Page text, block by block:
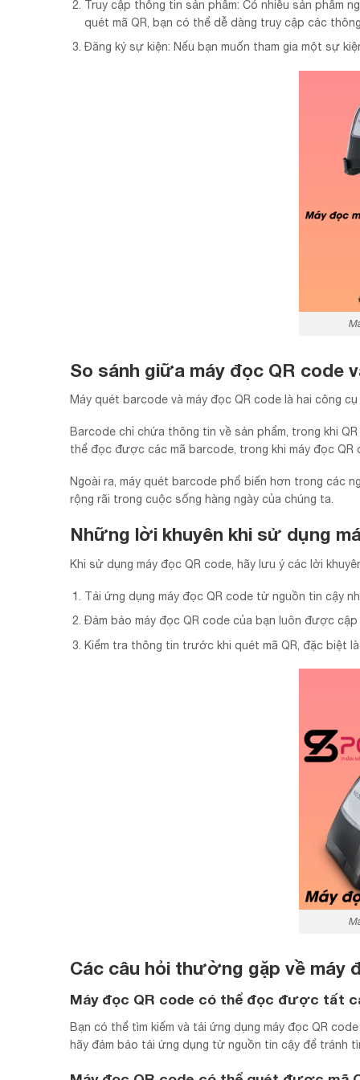
Truy cập thông tin sản phẩm: Có nhiều sản phẩm
quét mã QR, bạn có thể dễ dàng truy cập các
Đăng ký sự kiện: Nếu bạn muốn tham gia một sự
So sánh giữa máy đọc QR code
Máy quét barcode và máy đọc QR code là hai công
Barcode chỉ chứa thông tin về sản phẩm, trong khi
thể đọc được các mã barcode, trong khi máy đọc
Ngoài ra, máy quét barcode phổ biến hơn trong các
rộng rãi trong cuộc sống hàng ngày của chúng ta.
Những lời khuyên khi sử dụng
Khi sử dụng máy đọc QR code, hãy lưu ý các lời
Tải ứng dụng máy đọc QR code từ nguồn tin cậy
Đảm bảo máy đọc QR code của bạn luôn được
Kiểm tra thông tin trước khi quét mã QR, đặc biệt
Các câu hỏi thường gặp về máy
Máy đọc QR code có thể đọc được tất
Bạn có thể tìm kiếm và tải ứng dụng máy đọc QR
hãy đảm bảo tải ứng dụng từ nguồn tin cậy để tránh